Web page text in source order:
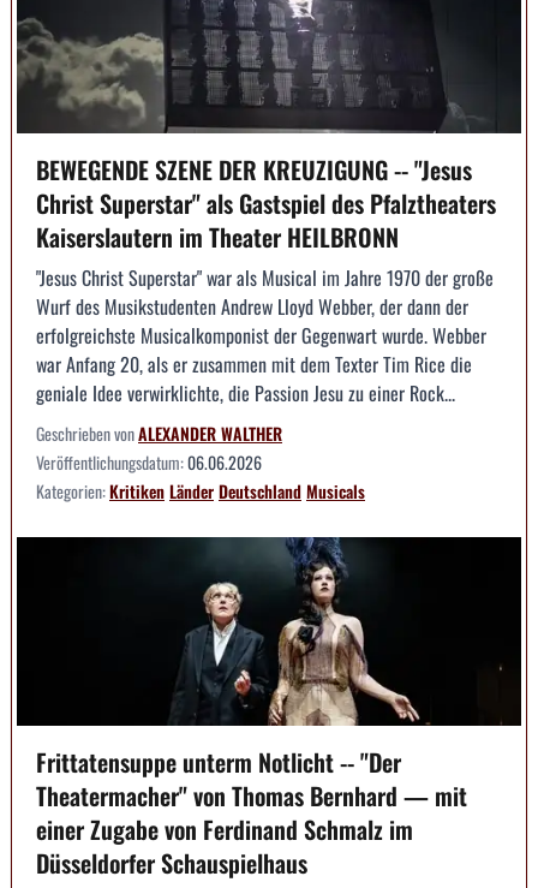
BEWEGENDE SZENE DER KREUZIGUNG -- "Jesus
Christ Superstar" als Gastspiel des Pfalztheaters
Kaiserslautern im Theater HEILBRONN
"Jesus Christ Superstar" war als Musical im Jahre 1970 der große
Wurf des Musikstudenten Andrew Lloyd Webber, der dann der
erfolgreichste Musicalkomponist der Gegenwart wurde. Webber
war Anfang 20, als er zusammen mit dem Texter Tim Rice die
geniale Idee verwirklichte, die Passion Jesu zu einer Rock...
Geschrieben vonALEXANDER WALTHER
Veröffentlichungsdatum:06.06.2026
Kategorien:KritikenLänderDeutschlandMusicals
Frittatensuppe unterm Notlicht -- "Der
Theatermacher" von Thomas Bernhard — mit
einer Zugabe von Ferdinand Schmalz im
Düsseldorfer Schauspielhaus